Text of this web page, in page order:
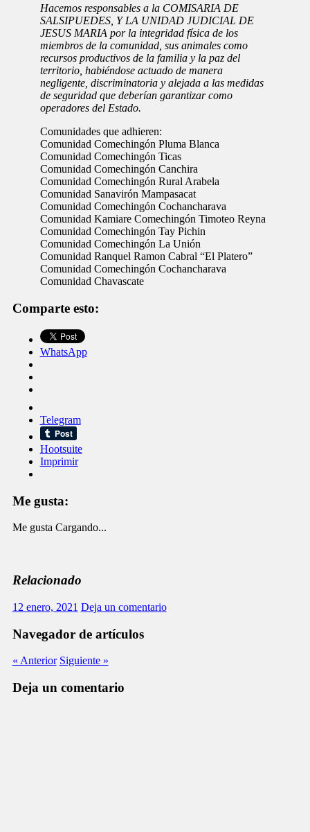
Hacemos responsables a la COMISARIA DE
SALSIPUEDES, Y LA UNIDAD JUDICIAL DE
JESUS MARIA por la integridad física de los
miembros de la comunidad, sus animales como
recursos productivos de la familia y la paz del
territorio, habiéndose actuado de manera
negligente, discriminatoria y alejada a las medidas
de seguridad que deberían garantizar como
operadores del Estado.
Comunidades que adhieren:
Comunidad Comechingón Pluma Blanca
Comunidad Comechingón Ticas
Comunidad Comechingón Canchira
Comunidad Comechingón Rural Arabela
Comunidad Sanavirón Mampasacat
Comunidad Comechingón Cochancharava
Comunidad Kamiare Comechingón Timoteo Reyna
Comunidad Comechingón Tay Pichin
Comunidad Comechingón La Unión
Comunidad Ranquel Ramon Cabral “El Platero”
Comunidad Comechingón Cochancharava
Comunidad Chavascate
Comparte esto:
WhatsApp
Telegram
Hootsuite
Imprimir
Me gusta:
Me gusta Cargando...
Relacionado
12 enero, 2021 Deja un comentario
Navegador de artículos
« Anterior Siguiente »
Deja un comentario